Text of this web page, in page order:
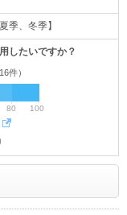
季、冬季】
したいですか？
16件）
80 100